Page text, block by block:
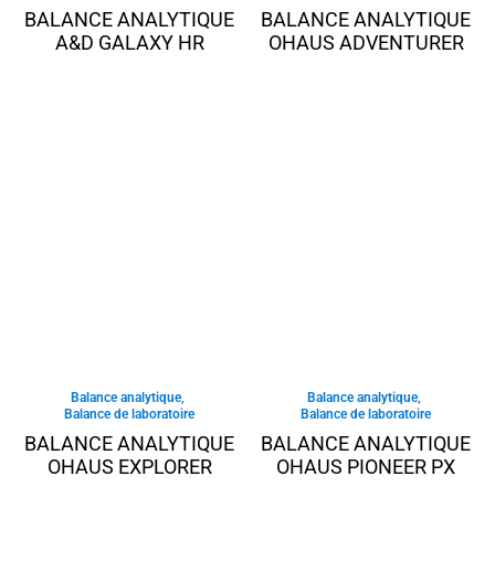
BALANCE ANALYTIQUE
A&D GALAXY HR
BALANCE ANALYTIQUE
OHAUS ADVENTURER
Balance analytique,
Balance de laboratoire
BALANCE ANALYTIQUE
OHAUS EXPLORER
Balance analytique,
Balance de laboratoire
BALANCE ANALYTIQUE
OHAUS PIONEER PX